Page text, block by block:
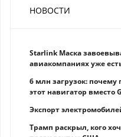
НОВОСТИ
Starlink Маска
авиакомпаниях уже
6 млн загрузок: почему
этот навигатор вместо
Экспорт
Трамп раскрыл, кого